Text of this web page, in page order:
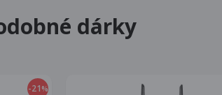
dárky
-21 %